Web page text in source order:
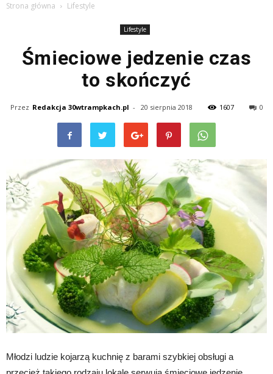
Strona główna Lifestyle
Lifestyle
Śmieciowe jedzenie czas
to skończyć
Przez Redakcja 30wtrampkach.pl - 20 sierpnia 2018 1607 0
Młodzi ludzie kojarzą kuchnię z barami szybkiej obsługi a